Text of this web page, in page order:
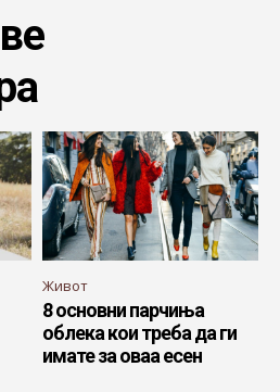
Живот
8 основни парчиња
облека кои треба да ги
имате за оваа есен